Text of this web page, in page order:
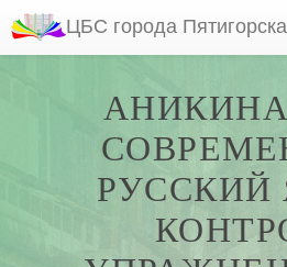
ЦБС города Пятигорска
РУССКИЙ